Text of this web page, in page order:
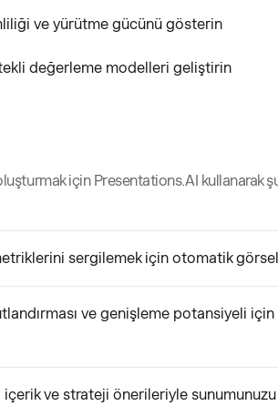
ve yürütme gücünü gösterin
değerleme modelleri geliştirin
için Presentations.AI kullanarak
sergilemek için otomatik
ve genişleme potansiyeli
içerik ve strateji önerileriyle